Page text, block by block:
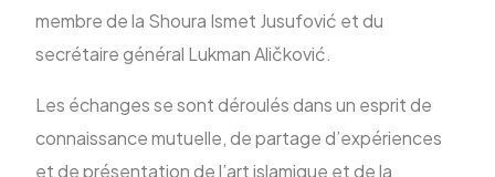
membre de la Shoura Ismet Jusufović et du
secrétaire général Lukman Aličković.
Les échanges se sont déroulés dans un esprit de
connaissance mutuelle, de partage d’expériences
et de présentation de l’art islamique et de la